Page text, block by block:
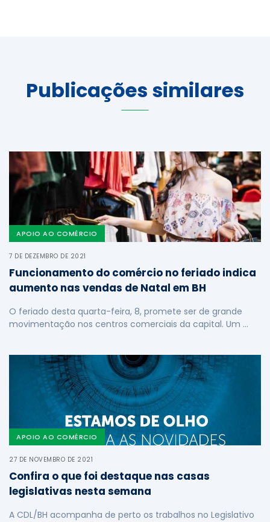
Publicações similares
APOIO AO COMÉRCIO
7 DE DEZEMBRO DE 2021
Funcionamento do comércio no feriado indica
aumento nas vendas de Natal em BH
O feriado desta quarta-feira, 8, promete ser de grande
movimentação nos centros comerciais da capital. Um …
APOIO AO COMÉRCIO
27 DE NOVEMBRO DE 2021
Confira o que foi destaque nas casas
legislativas nesta semana
A CDL/BH acompanha de perto os trabalhos no Legislativo